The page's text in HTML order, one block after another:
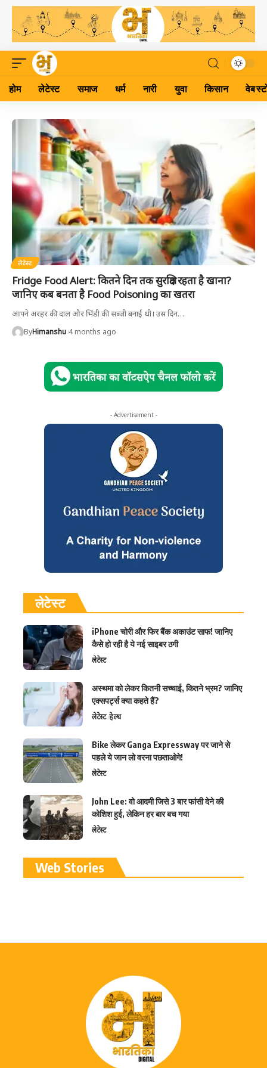
होम लेटेस्ट समाज धर्म नारी युवा किसान वेब
लेटेस्ट
Fridge Food Alert: कितने दिन तक सुरक्षित रहता है खाना?
जानिए कब बनता है Food Poisoning का खतरा
आपने अरहर की दाल और भिंडी की सब्ज़ी बनाई थी। उस दिन…
ByHimanshu 4 months ago
- Advertisement -
लेटेस्ट
iPhone चोरी और फिर बैंक अकाउंट साफ! जानिए
कैसे हो रही है ये नई साइबर ठगी
लेटेस्ट
अस्थमा को लेकर कितनी सच्चाई, कितने भ्रम? जानिए
एक्सपर्ट्स क्या कहते हैं?
लेटेस्ट हेल्थ
Bike लेकर Ganga Expressway पर जाने से
पहले ये जान लो वरना पछताओगे!
लेटेस्ट
John Lee: वो आदमी जिसे 3 बार फांसी देने की
कोशिश हुई, लेकिन हर बार बच गया
लेटेस्ट
Web Storiesरामलला विग्रह की प्राण
प्रतिष्ठा